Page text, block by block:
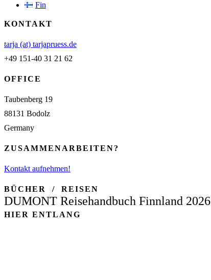
Fin
KONTAKT
tarja (at) tarjapruess.de
+49 151-40 31 21 62
OFFICE
Taubenberg 19
88131 Bodolz
Germany
ZUSAMMENARBEITEN?
Kontakt aufnehmen!
BÜCHER / REISEN
DUMONT Reisehandbuch Finnland 2026
HIER ENTLANG